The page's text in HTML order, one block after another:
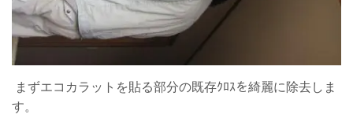
まずエコカラットを貼る部分の既存ｸﾛｽを綺麗に除去しま
す。